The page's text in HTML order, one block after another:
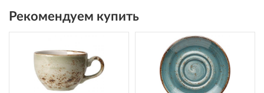
Рекомендуем купить